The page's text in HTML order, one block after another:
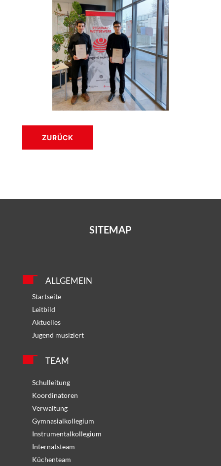
ZURÜCK
SITEMAP
ALLGEMEIN
Startseite
Leitbild
Aktuelles
Jugend musiziert
TEAM
Schulleitung
Koordinatoren
Verwaltung
Gymnasialkollegium
Instrumentalkollegium
Internatsteam
Küchenteam